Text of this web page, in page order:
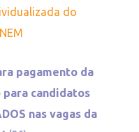
do
pagamento da
para candidatos
nas vagas da